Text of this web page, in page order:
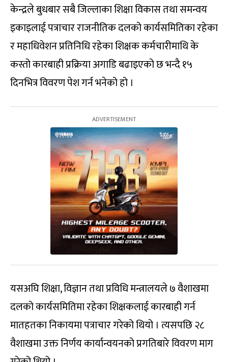
केन्द्रले बुधबार सबै जिल्लाका शिक्षा विकास तथा समन्वय
इकाइलाई पत्राचार राजनीतिक दलको कार्यसमितिका रहेका
र महाधिवेशन प्रतिनिधि रहेका शिक्षक कर्मचारीमाथि के
कस्तो कारबाही प्रक्रिया अगाडि बढाइएको छ भन्दै १५
दिनभित्र विवरण पेश गर्न भनेको हो ।
यसअघि शिक्षा, विज्ञान तथा प्रविधि मन्त्रालयले ७ वैशाखमा
दलको कार्यसमितिमा रहेका शिक्षकलाई कारबाही गर्न
मातहतका निकायमा पत्राचार गरेको थियो । त्यसपछि २८
वैशाखमा उक्त निर्णय कार्यान्वयनको प्रगतिबारे विवरण माग